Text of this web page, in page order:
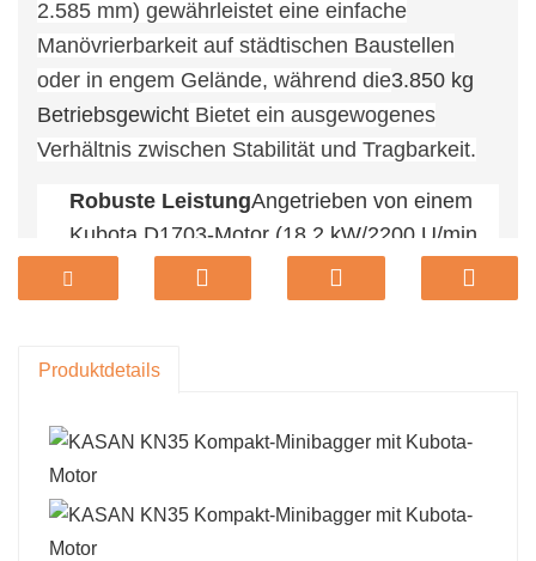
2.585 mm) gewährleistet eine einfache
Manövrierbarkeit auf städtischen Baustellen
oder in engem Gelände, während die3.850 kg
Betriebsgewicht Bietet ein ausgewogenes
Verhältnis zwischen Stabilität und Tragbarkeit.
Robuste LeistungAngetrieben von einem
Kubota D1703-Motor (18,2 kW/2200 U/min,
51,9 Nm Drehmoment) liefert er zuverlässige
Leistung für anspruchsvolle Aufgaben. Die
Materialumschlag bei leichten bis
Adaptive MobilitätZwei
Geschwindigkeitsstufen (L2,3/H4 km/h) und
eine Steigfähigkeit von 30° ermöglichen ein
problemloses Fahren an Hängen und in
Produktdetails